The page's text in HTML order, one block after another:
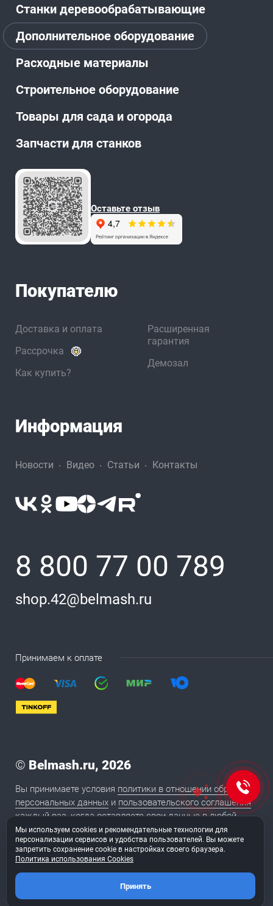
Станки деревообрабатывающие
Дополнительное оборудование
Расходные материалы
Строительное оборудование
Товары для сада и огорода
Запчасти для станков
Оставьте отзыв
Покупателю
Доставка и оплата
Рассрочка
Как купить?
Расширенная
гарантия
Демозал
Информация
Новости Видео Статьи Контакты
8 800 77 00 789
shop.42@belmash.ru
Принимаем к оплате
© Belmash.ru, 2026
Вы принимаете условия политики в отношении обработки
персональных данных и пользовательского соглашения
каждый раз, когда оставляете свои данные в любой
форме обратной связи на сайте BELMASH.RU
Сайт сделан в студии «
Мы используем cookies и рекомендательные технологии для
персонализации сервисов и удобства пользователей. Вы можете
запретить сохранение cookie в настройках своего браузера.
Политика использования Cookies
Принять